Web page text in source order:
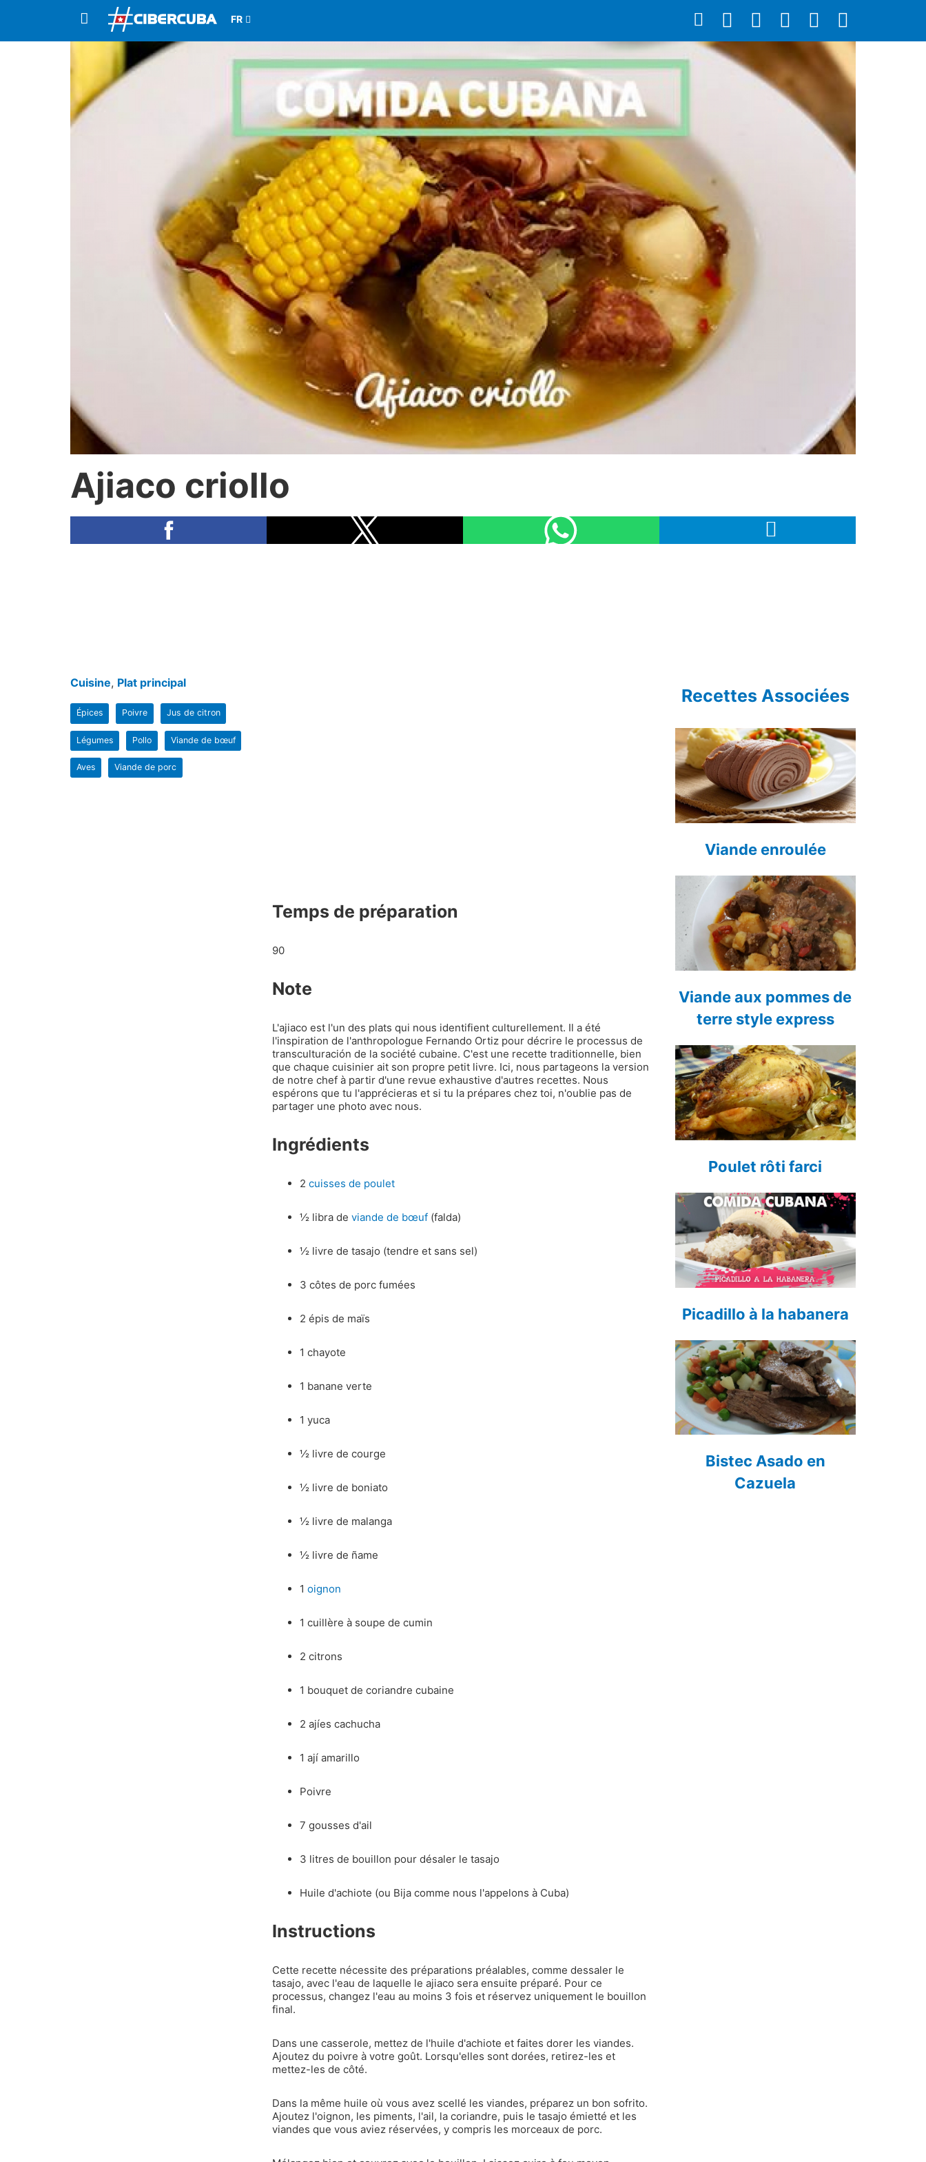
Ajiaco criollo
Cuisine, Plat principal
Épices Poivre Jus de citron
Légumes Pollo Viande de bœuf
Aves Viande de porc
Temps de préparation
90
Note
L'ajiaco est l'un des plats qui nous identifient culturellement. Il a été
l'inspiration de l'anthropologue Fernando Ortiz pour décrire le processus de
transculturación de la société cubaine. C'est une recette traditionnelle, bien
que chaque cuisinier ait son propre petit livre. Ici, nous partageons la version
de notre chef à partir d'une revue exhaustive d'autres recettes. Nous
espérons que tu l'apprécieras et si tu la prépares chez toi, n'oublie pas de
partager une photo avec nous.
Ingrédients
2 cuisses de poulet
½ libra de viande de bœuf(falda)
½ livre de tasajo (tendre et sans sel)
3 côtes de porc fumées
2 épis de maïs
1 chayote
1 banane verte
1 yuca
½ livre de courge
½ livre de boniato
½ livre de malanga
½ livre de ñame
1 oignon
1 cuillère à soupe de cumin
2 citrons
1 bouquet de coriandre cubaine
2 ajíes cachucha
1 ají amarillo
Poivre
7 gousses d'ail
3 litres de bouillon pour désaler le tasajo
Huile d'achiote (ou Bija comme nous l'appelons à Cuba)
Instructions
Cette recette nécessite des préparations préalables, comme dessaler le
tasajo, avec l'eau de laquelle le ajiaco sera ensuite préparé. Pour ce
processus, changez l'eau au moins 3 fois et réservez uniquement le bouillon
final.
Dans une casserole, mettez de l'huile d'achiote et faites dorer les viandes.
Ajoutez du poivre à votre goût. Lorsqu'elles sont dorées, retirez-les et
mettez-les de côté.
Dans la même huile où vous avez scellé les viandes, préparez un bon sofrito.
Ajoutez l'oignon, les piments, l'ail, la coriandre, puis le tasajo émietté et les
viandes que vous aviez réservées, y compris les morceaux de porc.
Recettes Associées
Viande enroulée
Viande aux pommes de
terre style express
Poulet rôti farci
Picadillo à la habanera
Bistec Asado en
Cazuela